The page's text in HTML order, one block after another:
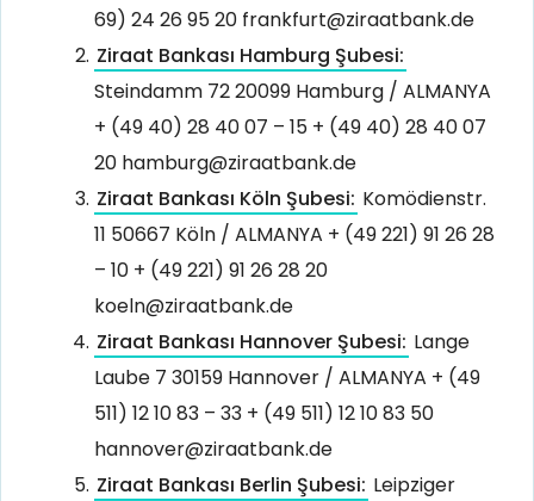
69) 24 26 95 20 frankfurt@ziraatbank.de
Ziraat Bankası Hamburg Şubesi:
Steindamm 72 20099 Hamburg / ALMANYA
+ (49 40) 28 40 07 – 15 + (49 40) 28 40 07
20 hamburg@ziraatbank.de
Ziraat Bankası Köln Şubesi: Komödienstr.
11 50667 Köln / ALMANYA + (49 221) 91 26 28
– 10 + (49 221) 91 26 28 20
koeln@ziraatbank.de
Ziraat Bankası Hannover Şubesi: Lange
Laube 7 30159 Hannover / ALMANYA + (49
511) 12 10 83 – 33 + (49 511) 12 10 83 50
hannover@ziraatbank.de
Ziraat Bankası Berlin Şubesi: Leipziger